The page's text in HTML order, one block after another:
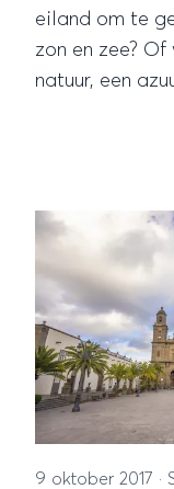
eiland om te
zon en zee?
natuur, een
vakantie of
9 oktober 2017 ·